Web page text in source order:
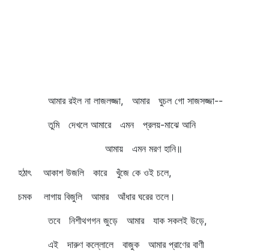
আমার রইল না লাজলজ্জা, আমার ঘুচল গো সাজসজ্জা--
তুমি দেখলে আমারে এমন প্রলয়-মাঝে আনি
আমায় এমন মরণ হানি॥
হঠাৎ আকাশ উজলি কারে খুঁজে কে ওই চলে,
চমক লাগায় বিজুলি আমার আঁধার ঘরের তলে।
তবে নিশীথগগন জুড়ে আমার যাক সকলই উড়ে,
এই দারুণ কল্লোলে বাজুক আমার প্রাণের বাণী